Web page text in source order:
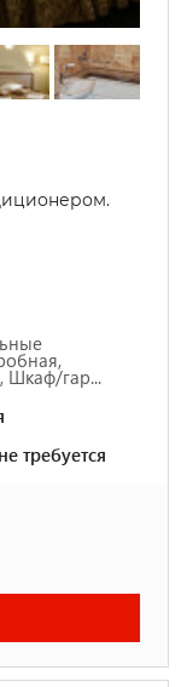
Шкаф/гар...
требуется